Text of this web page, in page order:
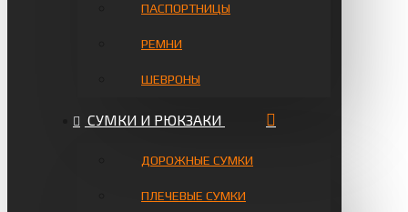
ПАСПОРТНИЦЫ
РЕМНИ
ШЕВРОНЫ
СУМКИ И РЮКЗАКИ
ДОРОЖНЫЕ СУМКИ
ПЛЕЧЕВЫЕ СУМКИ